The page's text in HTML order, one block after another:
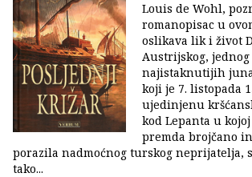
Louis de Wohl,
romanopisac u
oslikava lik i život
Austrijskog, jednog
najistaknutijih
koji je 7. listopada
ujedinjenu
kod Lepanta u
premda brojčano
porazila nadmoćnog turskog neprijatelja,
tako...